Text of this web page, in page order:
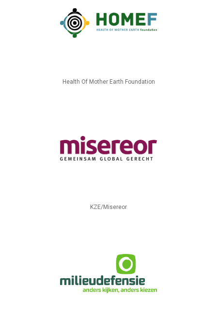
Health Of Mother Earth Foundation
KZE/Misereor